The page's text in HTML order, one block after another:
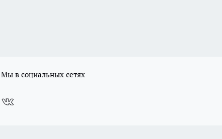
Мы в социальных сетях